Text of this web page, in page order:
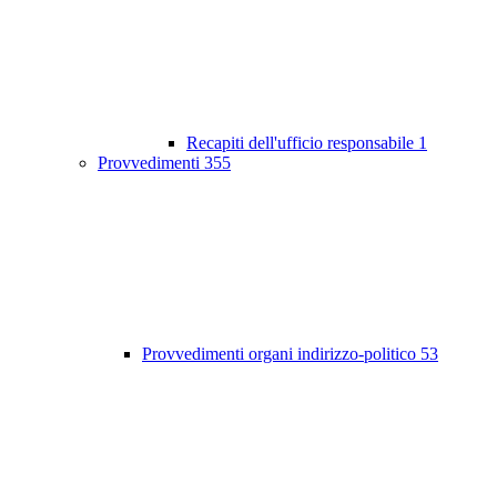
Recapiti dell'ufficio responsabile 1
Provvedimenti 355
Provvedimenti organi indirizzo-politico 53